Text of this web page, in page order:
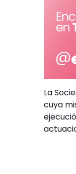
La
cuya